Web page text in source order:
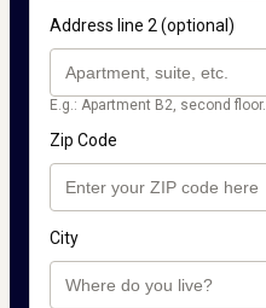
Address line 2 (optional)
E.g.: Apartment B2, second floor.
Zip Code
City